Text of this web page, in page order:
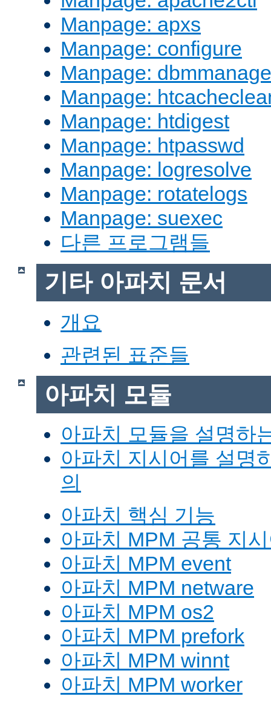
Manpage: apxs
Manpage: configure
Manpage: dbmmanage
Manpage:
Manpage: htdigest
Manpage: htpasswd
Manpage: logresolve
Manpage: rotatelogs
Manpage: suexec
다른 프로그램들
기타 아파치 문서
개요
관련된 표준들
아파치 모듈
아파치 모듈을 설명하
아파치 지시어를 설명
의
아파치 핵심 기능
아파치 MPM 공통 지
아파치 MPM event
아파치 MPM netware
아파치 MPM os2
아파치 MPM prefork
아파치 MPM winnt
아파치 MPM worker